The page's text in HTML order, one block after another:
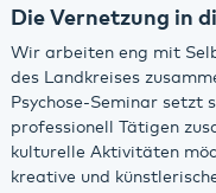
Die Vernetzung in
Wir arbeiten eng mit
des Landkreises
Psychose-Seminar setzt
professionell Tätigen
kulturelle Aktivitäten
kreative und